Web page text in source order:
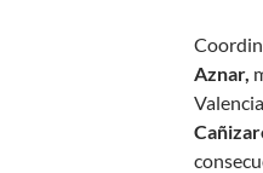
Aznar,